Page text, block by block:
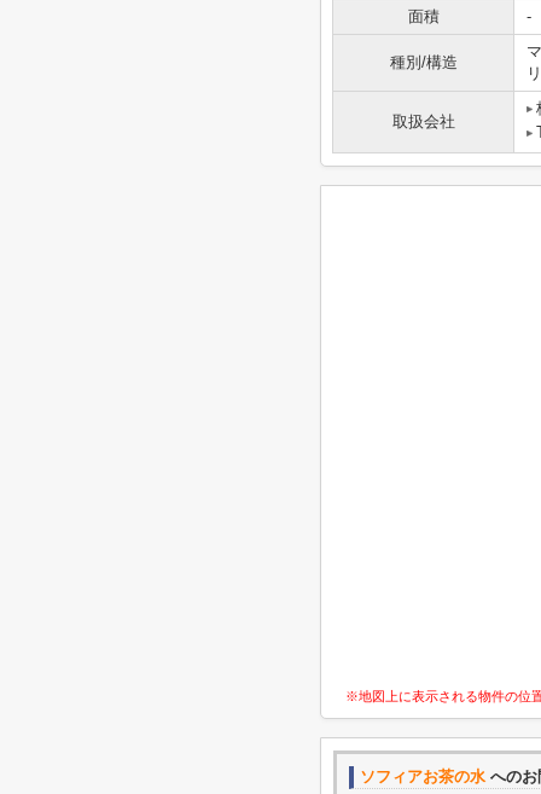
面積
-
種別/構造
取扱会社
※地図上に表示される物件の位
ソフィアお茶の水 への